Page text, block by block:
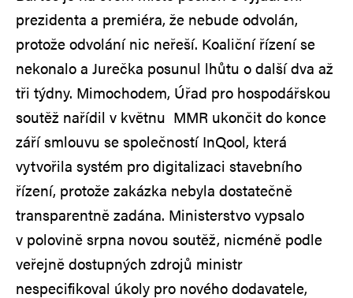
prezidenta a premiéra, že nebude odvolán,
protože odvolání nic neřeší. Koaliční řízení se
nekonalo a Jurečka posunul lhůtu o další dva až
tři týdny. Mimochodem, Úřad pro hospodářskou
soutěž nařídil v květnu MMR ukončit do konce
září smlouvu se společností InQool, která
vytvořila systém pro digitalizaci stavebního
řízení, protože zakázka nebyla dostatečně
transparentně zadána. Ministerstvo vypsalo
v polovině srpna novou soutěž, nicméně podle
veřejně dostupných zdrojů ministr
nespecifikoval úkoly pro nového dodavatele,